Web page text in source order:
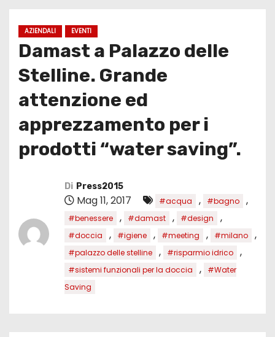
AZIENDALI EVENTI
Damast a Palazzo delle
Stelline. Grande
attenzione ed
apprezzamento per i
prodotti “water saving”.
Di Press2015
Mag 11, 2017 #acqua , #bagno ,
#benessere , #damast , #design ,
#doccia , #igiene , #meeting , #milano ,
#palazzo delle stelline , #risparmio idrico ,
#sistemi funzionali per la doccia ,
#Water
Saving